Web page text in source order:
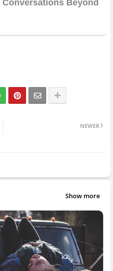
NEWER
Show more